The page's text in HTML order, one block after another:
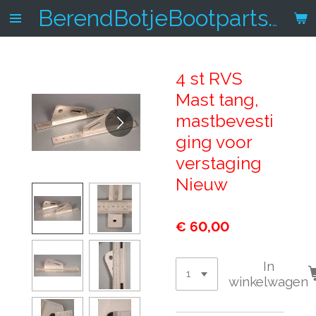
Ga
BerendBotjeBootparts.nl
4 st RVS
Mast tang,
mastbevesti
ging voor
verstaging
Nieuw
€ 60,00
In
winkelwagen